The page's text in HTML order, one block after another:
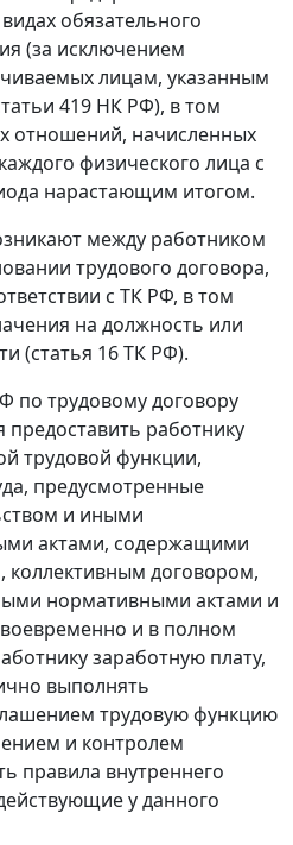
обязательного
(за исключением
лицам, указанным
419 НК РФ), в том
отношений, начисленных
физического лица с
нарастающим итогом.
между работником
трудового договора,
с ТК РФ, в том
на должность или
(статья 16 ТК РФ).
по трудовому договору
предоставить работнику
трудовой функции,
предусмотренные
и иными
актами, содержащими
коллективным договором,
нормативными актами и
и в полном
заработную плату,
выполнять
трудовую функцию
и контролем
правила внутреннего
у данного